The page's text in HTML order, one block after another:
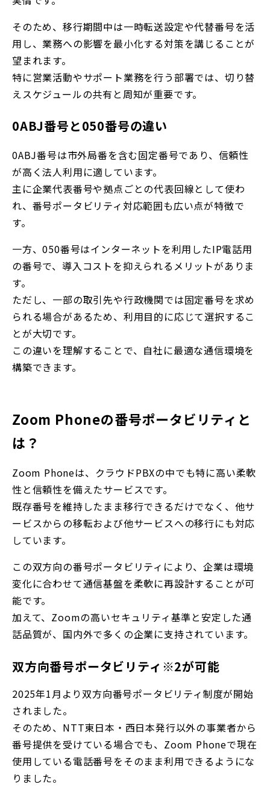
そのため、移行期間中は一時転送設定や代替番号を活
用し、業務への影響を最小化する対策を講じることが
望まれます。
特に営業活動やサポート業務を行う部署では、切り替
えスケジュールの共有と周知が重要です。
0ABJ番号と050番号の違い
0ABJ番号は市外局番を含む固定番号であり、信頼性
が高く法人利用に適しています。
主に企業代表番号や拠点ごとの代表回線として使わ
れ、番号ポータビリティ対応範囲も広い点が特徴で
す。
一方、050番号はインターネットを利用したIP電話用
の番号で、導入コストを抑えられるメリットがありま
す。
ただし、一部の取引先や行政機関では固定番号を求め
られる場合があるため、利用目的に応じて選択するこ
とが大切です。
この違いを理解することで、自社に最適な通信環境を
構築できます。
Zoom Phoneの番号ポータビリティと
は？
Zoom Phoneは、クラウドPBXの中でも特に高い柔軟
性と信頼性を備えたサービスです。
既存番号を維持したまま移行できるだけでなく、他サ
ービスからの移転および他サービスへの移行にも対応
しています。
この双方向の番号ポータビリティにより、企業は環境
変化に合わせて通信基盤を柔軟に再設計することが可
能です。
加えて、Zoomの高いセキュリティ基準と安定した通
話品質が、国内外で多くの企業に支持されています。
双方向番号ポータビリティ※2が可能
2025年1月より双方向番号ポータビリティ制度が開始
されました。
そのため、NTT東日本・西日本発行以外の事業者から
番号提供を受けている場合でも、Zoom Phoneで現在
使用している電話番号をそのまま利用できるようにな
りました。